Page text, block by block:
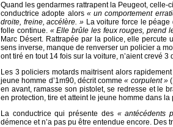
Quand les gendarmes rattrapent la Peugeot, celle-
conductrice adopte alors « un comportement
droite, freine, accélère. » La voiture force le
folle continue. « Elle brûle les feux rouges, prend
Marc Désert. Rattrapée par la police, elle percute
sens inverse, manque de renverser un policier a
ont tiré en tout 14 fois sur la voiture, n’aient crevé 3
Les 3 policiers motards maitrisent alors
jeune homme d’1m90, décrit comme« corpulent »
en avant, ramasse son pistolet, se redresse et le
en protection, tire et atteint le jeune homme dans
La conductrice qui présente des « antécédents
démence et n’a pas pu être entendue encore.